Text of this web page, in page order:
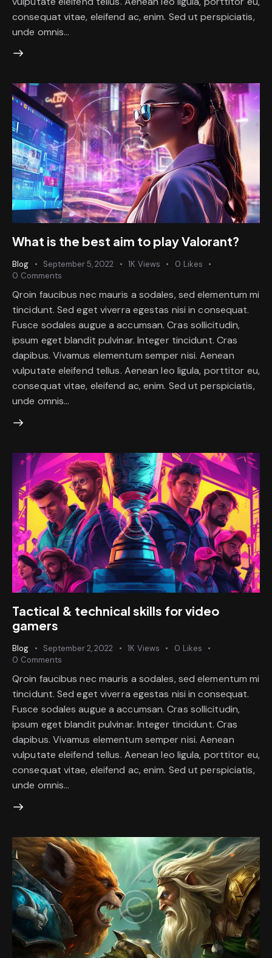
consequat vitae, eleifend ac, enim. Sed ut perspiciatis,
unde omnis…
What is the best aim to play Valorant?
Blog September 5, 2022 1K Views 0 Likes
0 Comments
Qroin faucibus nec mauris a sodales, sed elementum mi
tincidunt. Sed eget viverra egestas nisi in consequat.
Fusce sodales augue a accumsan. Cras sollicitudin,
ipsum eget blandit pulvinar. Integer tincidunt. Cras
dapibus. Vivamus elementum semper nisi. Aenean
vulputate eleifend tellus. Aenean leo ligula, porttitor eu,
consequat vitae, eleifend ac, enim. Sed ut perspiciatis,
unde omnis…
Tactical & technical skills for video
gamers
Blog September 2, 2022 1K Views 0 Likes
0 Comments
Qroin faucibus nec mauris a sodales, sed elementum mi
tincidunt. Sed eget viverra egestas nisi in consequat.
Fusce sodales augue a accumsan. Cras sollicitudin,
ipsum eget blandit pulvinar. Integer tincidunt. Cras
dapibus. Vivamus elementum semper nisi. Aenean
vulputate eleifend tellus. Aenean leo ligula, porttitor eu,
consequat vitae, eleifend ac, enim. Sed ut perspiciatis,
unde omnis…